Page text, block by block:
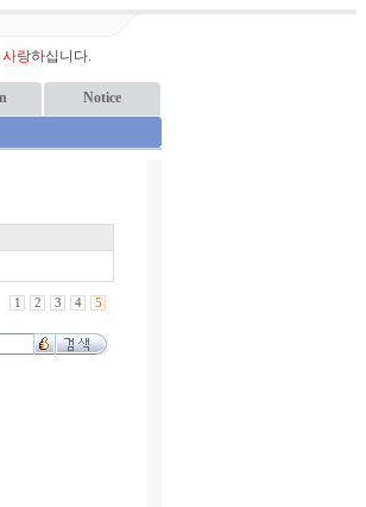
사랑하십니다.
Notice
1 2 3 4 5